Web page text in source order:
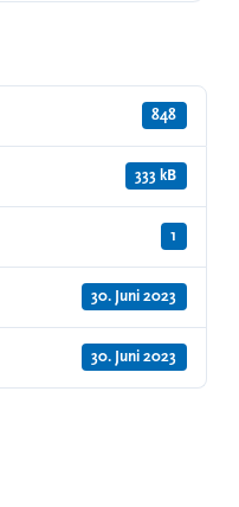
848
333 kB
1
30. Juni 2023
30. Juni 2023